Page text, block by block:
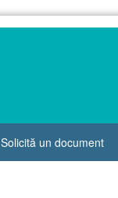
Solicită un document